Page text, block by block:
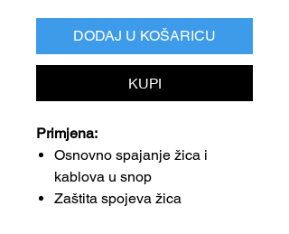
DODAJ U KOŠARICU
KUPI
Primjena:
Osnovno spajanje žica i
kablova u snop
Zaštita spojeva žica